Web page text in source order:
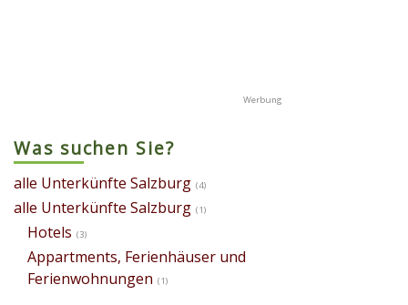
Was suchen Sie?
alle Unterkünfte Salzburg (4)
alle Unterkünfte Salzburg (1)
Hotels (3)
Appartments, Ferienhäuser und
Ferienwohnungen (1)